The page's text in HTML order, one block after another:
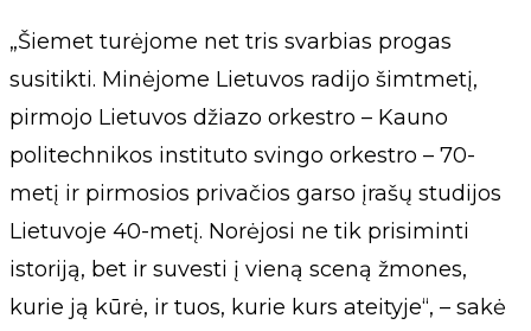
„Šiemet turėjome net tris svarbias progas
susitikti. Minėjome Lietuvos radijo šimtmetį,
pirmojo Lietuvos džiazo orkestro – Kauno
politechnikos instituto svingo orkestro – 70-
metį ir pirmosios privačios garso įrašų studijos
Lietuvoje 40-metį. Norėjosi ne tik prisiminti
istoriją, bet ir suvesti į vieną sceną žmones,
kurie ją kūrė, ir tuos, kurie kurs ateityje“, – sakė